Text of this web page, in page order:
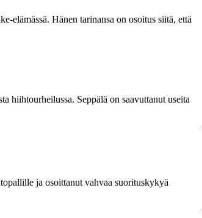
elämässä. Hänen tarinansa on osoitus siitä, että
hiihtourheilussa. Seppälä on saavuttanut useita
ja osoittanut vahvaa suorituskykyä